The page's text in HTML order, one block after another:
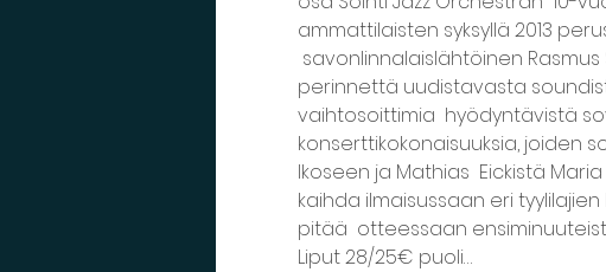
ammattilaisten syksyllä 2013
savonlinnalaislähtöinen
perinnettä uudistavasta
vaihtosoittimia  hyödyntävistä
konserttikokonaisuuksia, joiden
Ikoseen ja Mathias  Eickistä
kaihda ilmaisussaan eri
pitää  otteessaan
Liput 28/25€ puoli…